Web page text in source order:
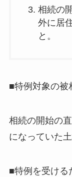
相続の
外に居
と。
■特例対象の被
相続の開始の
になっていた土
■特例を受ける